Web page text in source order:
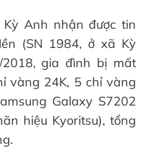
Anh nhận được tin
(SN 1984, ở xã Kỳ
gia đình bị mất
vàng 24K, 5 chỉ vàng
Galaxy S7202
hiệu Kyoritsu), tổng